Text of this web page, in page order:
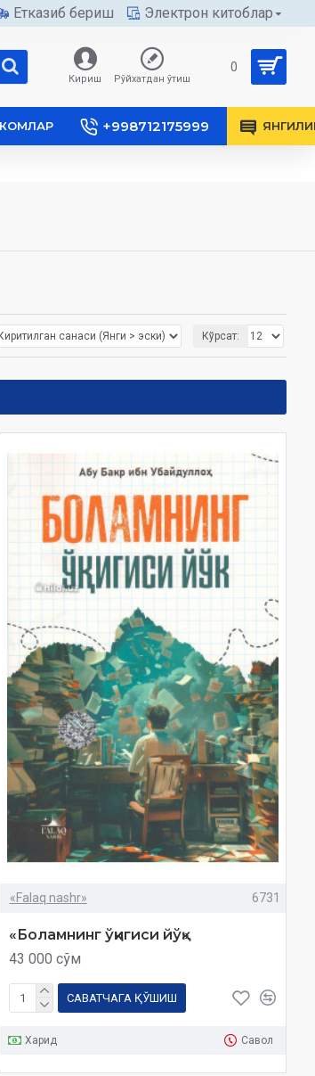
Етказиб бериш Электрон китоблар
Кириш Рўйхатдан ўтиш
0
+998712175999
Кўрсат:
«Falaq nashr» 6731
«Боламнинг ўқигиси йўқ»
43 000 сўм
САВАТЧАГА ҚЎШИШ
Харид Савол